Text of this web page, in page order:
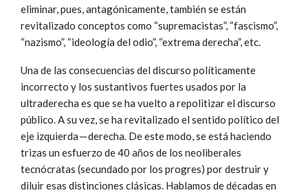
eliminar, pues, antagónicamente, también se están
revitalizado conceptos como “supremacistas”, “fascismo”,
“nazismo”, “ideología del odio”, “extrema derecha”, etc.
Una de las consecuencias del discurso políticamente
incorrecto y los sustantivos fuertes usados por la
ultraderecha es que se ha vuelto a repolitizar el discurso
público. A su vez, se ha revitalizado el sentido político del
eje izquierda — derecha. De este modo, se está haciendo
trizas un esfuerzo de 40 años de los neoliberales
tecnócratas (secundado por los progres) por destruir y
diluir esas distinciones clásicas. Hablamos de décadas en